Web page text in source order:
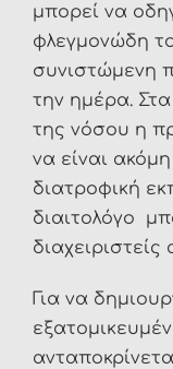
μπορεί να
φλεγμονώδη
συνιστώμενη
την ημέρα.
της νόσου η
να είναι
διατροφική
διαιτολόγο
Για να